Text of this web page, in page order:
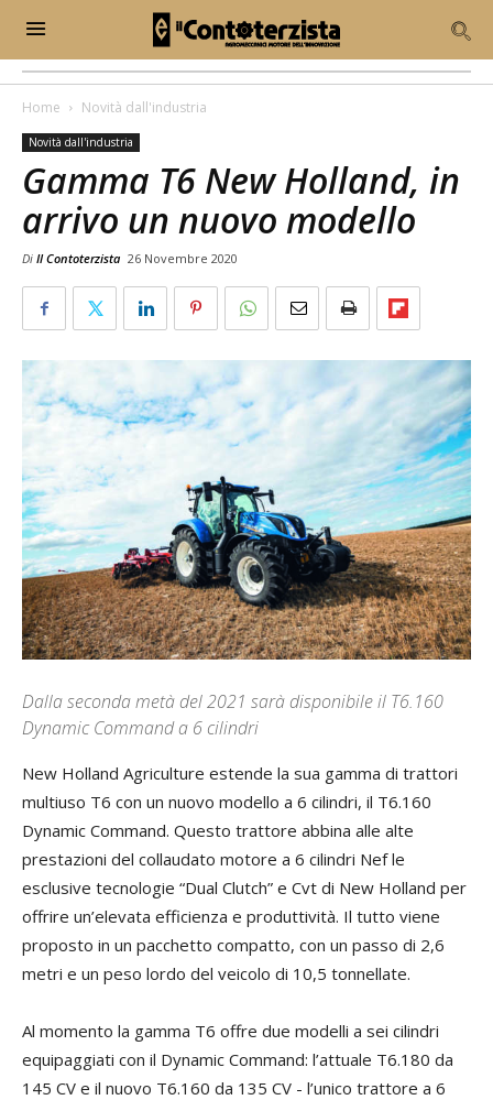
Home Novità dall'industria
Novità dall'industria
Gamma T6 New Holland, in
arrivo un nuovo modello
Di Il Contoterzista 26 Novembre 2020
Dalla seconda metà del 2021 sarà disponibile il T6.160
Dynamic Command a 6 cilindri
New Holland Agriculture estende la sua gamma di trattori
multiuso T6 con un nuovo modello a 6 cilindri, il T6.160
Dynamic Command. Questo trattore abbina alle alte
prestazioni del collaudato motore a 6 cilindri Nef le
esclusive tecnologie “Dual Clutch” e Cvt di New Holland per
offrire un’elevata efficienza e produttività. Il tutto viene
proposto in un pacchetto compatto, con un passo di 2,6
metri e un peso lordo del veicolo di 10,5 tonnellate.
Al momento la gamma T6 offre due modelli a sei cilindri
equipaggiati con il Dynamic Command: l’attuale T6.180 da
145 CV e il nuovo T6.160 da 135 CV - l’unico trattore a 6